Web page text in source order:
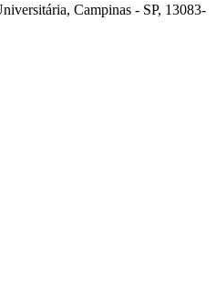
Campinas - SP, 13083-